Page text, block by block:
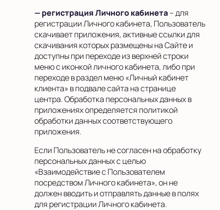
— регистрация Личного кабинета– для
регистрации Личного кабинета, Пользователь
скачивает приложения, активные ссылки для
скачивания которых размещены на Сайте и
доступны при переходе из верхней строки
меню с иконкой личного кабинета, либо при
переходе в раздел меню «Личный кабинет
клиента» в подвале сайта на странице
центра. Обработка персональных данных в
приложениях определяется политикой
обработки данных соответствующего
приложения.
Если Пользователь не согласен на обработку
персональных данных с целью
«Взаимодействие с Пользователем
посредством Личного кабинета», он не
должен вводить и отправлять данные в полях
для регистрации Личного кабинета.